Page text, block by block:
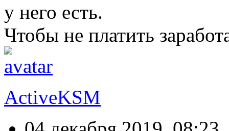
у него есть.
Чтобы не платить
ActiveKSM